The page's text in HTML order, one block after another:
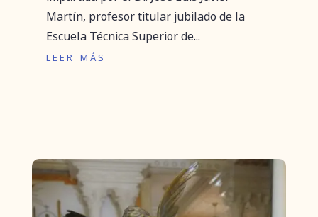
Martín, profesor titular jubilado de la
Escuela Técnica Superior de...
leer más